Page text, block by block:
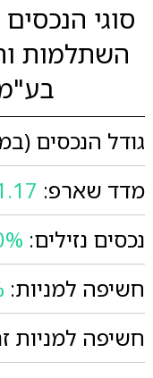
סוגי
השתלמות
גודל הנכסים
מדד שארפ:
נכסים נזילים:
חשיפה למניות:
חשיפה למניות